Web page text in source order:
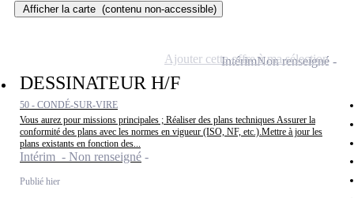
Afficher la carte (contenu non-accessible)
DESSINATEUR H/F
50 - CONDÉ-SUR-VIRE
Vous aurez pour missions principales ; Réaliser des plans techniques Assurer la
conformité des plans avec les normes en vigueur (ISO, NF, etc.).Mettre à jour les
plans existants en fonction des...
Intérim - Non renseigné
Publié hier
IntérimNon renseigné
Ajouter cette offre à ma sélection